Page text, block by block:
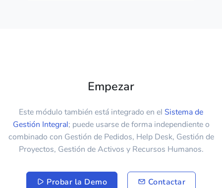
Empezar
Este módulo también está integrado en el Sistema de
Gestión Integral; puede usarse de forma independiente o
combinado con Gestión de Pedidos, Help Desk, Gestión de
Proyectos, Gestión de Activos y Recursos Humanos.
Probar la Demo Contactar